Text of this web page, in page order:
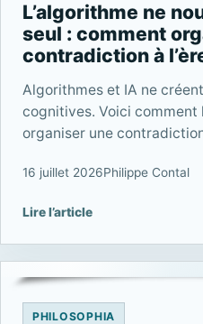
L’algorithme ne
seul : comment
contradiction à
Algorithmes et IA ne
cognitives. Voici
organiser une
16 juillet 2026Philippe Contal
Lire l’article
PHILOSOPHIA